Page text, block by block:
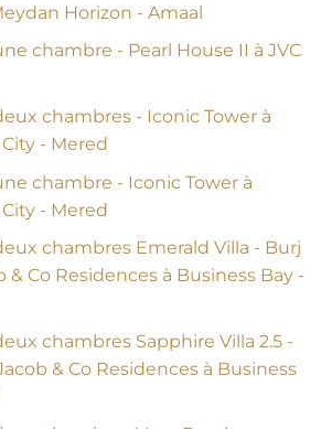
Horizon - Amaal
chambre - Pearl House II à JVC
chambres - Iconic Tower à
- Mered
chambre - Iconic Tower à
- Mered
chambres Emerald Villa - Burj
Co Residences à Business Bay -
chambres Sapphire Villa 2.5 -
& Co Residences à Business